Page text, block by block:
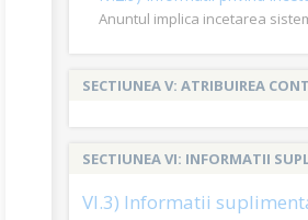
Anuntul implica incetarea
SECTIUNEA V: ATRIBUIREA
SECTIUNEA VI: INFORMATII
VI.3) Informatii